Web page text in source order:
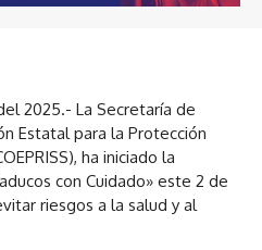
2025.- La Secretaría de
Estatal para la Protección
ha iniciado la
con Cuidado» este 2 de
riesgos a la salud y al